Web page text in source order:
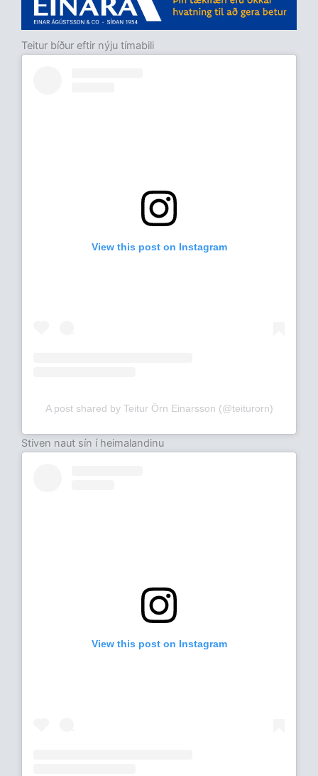
Teitur bíður eftir nýju tímabili
View this post on Instagram
A post shared by Teitur Örn Einarsson (@teiturorn)
Stiven naut sín í heimalandinu
View this post on Instagram